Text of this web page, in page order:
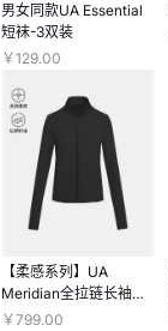
男女同款UA Essential
短袜-3双装
￥129.00
【柔感系列】UA
Meridian全拉链长袖上
衣
￥799.00